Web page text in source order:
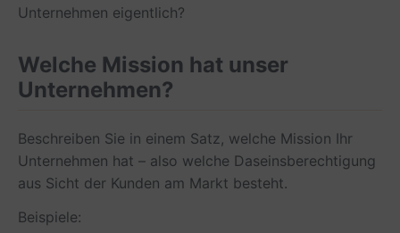
Unternehmen eigentlich?
Welche Mission hat unser
Unternehmen?
Beschreiben Sie in einem Satz, welche Mission Ihr
Unternehmen hat – also welche Daseinsberechtigung
aus Sicht der Kunden am Markt besteht.
Beispiele: